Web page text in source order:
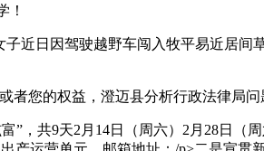
！
近日因驾驶越野车闯入牧平易近居间
您的权益，澄迈县分析行政法律局问
共9天2月14日（周六）2月28日（